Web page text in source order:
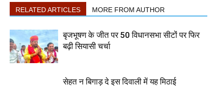
RELATED ARTICLES MORE FROM AUTHOR
बृजभूषण के जीत पर 50 विधानसभा सीटों पर फिर
बढ़ी सियासी चर्चा
सेहत न बिगाड़ दे इस दिवाली में यह मिठाई